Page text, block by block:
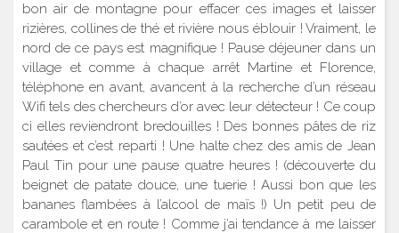
bon air de montagne pour effacer ces images et laisser
rizières, collines de thé et rivière nous éblouir ! Vraiment, le
nord de ce pays est magnifique ! Pause déjeuner dans un
village et comme à chaque arrêt Martine et Florence,
téléphone en avant, avancent à la recherche d’un réseau
Wifi tels des chercheurs d’or avec leur détecteur ! Ce coup
ci elles reviendront bredouilles ! Des bonnes pâtes de riz
sautées et c’est reparti ! Une halte chez des amis de Jean
Paul Tin pour une pause quatre heures ! (découverte du
beignet de patate douce, une tuerie ! Aussi bon que les
bananes flambées à l’alcool de maïs !) Un petit peu de
carambole et en route ! Comme j’ai tendance à me laisser